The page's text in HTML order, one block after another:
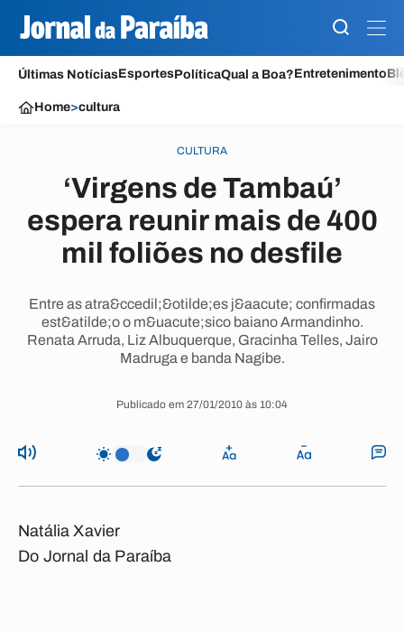
Últimas NotíciasEsportesPolíticaQual a Boa?Entretenimento
Home>cultura
CULTURA
‘Virgens de Tambaú’
espera reunir mais de 400
mil foliões no desfile
Entre as atra&ccedil;&otilde;es j&aacute; confirmadas
est&atilde;o o m&uacute;sico baiano Armandinho.
Renata Arruda, Liz Albuquerque, Gracinha Telles, Jairo
Madruga e banda Nagibe.
Publicado em 27/01/2010 às 10:04
Natália Xavier
Do Jornal da Paraíba